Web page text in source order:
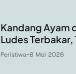
Kandang Ayam
Ludes
Peristiwa-8 Mei 2026